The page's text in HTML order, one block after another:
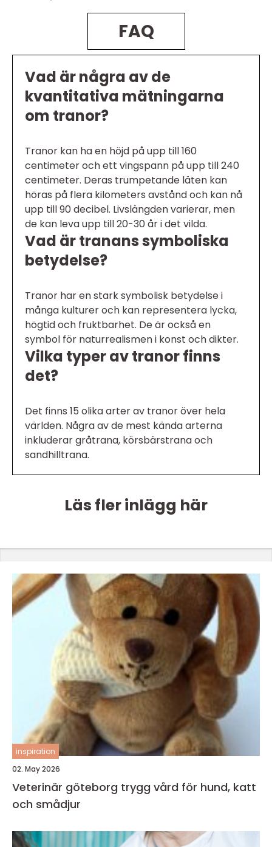
FAQ
Vad är några av de
kvantitativa mätningarna
om tranor?
Tranor kan ha en höjd på upp till 160
centimeter och ett vingspann på upp till 240
centimeter. Deras trumpetande läten kan
höras på flera kilometers avstånd och kan nå
upp till 90 decibel. Livslängden varierar, men
de kan leva upp till 20-30 år i det vilda.
Vad är tranans symboliska
betydelse?
Tranor har en stark symbolisk betydelse i
många kulturer och kan representera lycka,
högtid och fruktbarhet. De är också en
symbol för naturrealismen i konst och dikter.
Vilka typer av tranor finns
det?
Det finns 15 olika arter av tranor över hela
världen. Några av de mest kända arterna
inkluderar gråtrana, körsbärstrana och
sandhilltrana.
Läs fler inlägg här
inspiration
02. May 2026
Veterinär göteborg trygg vård för hund, katt
och smådjur